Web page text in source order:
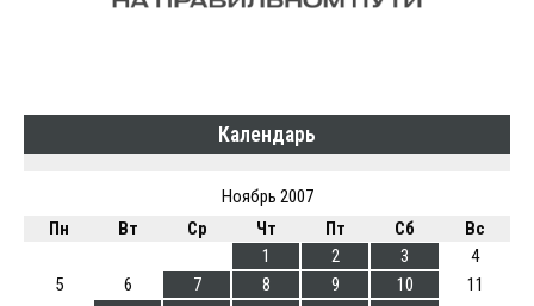
Календарь
Ноябрь 2007
Пн
Вт Ср Чт Пт Сб
Вс
1
2 3
4
5
6 7 8 9 10
11